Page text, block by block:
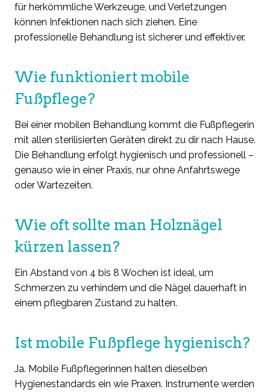
für herkömmliche Werkzeuge, und Verletzungen
können Infektionen nach sich ziehen. Eine
professionelle Behandlung ist sicherer und effektiver.
Wie funktioniert mobile
Fußpflege?
Bei einer mobilen Behandlung kommt die Fußpflegerin
mit allen sterilisierten Geräten direkt zu dir nach Hause.
Die Behandlung erfolgt hygienisch und professionell –
genauso wie in einer Praxis, nur ohne Anfahrtswege
oder Wartezeiten.
Wie oft sollte man Holznägel
kürzen lassen?
Ein Abstand von 4 bis 8 Wochen ist ideal, um
Schmerzen zu verhindern und die Nägel dauerhaft in
einem pflegbaren Zustand zu halten.
Ist mobile Fußpflege hygienisch?
Ja. Mobile Fußpflegerinnen halten dieselben
Hygienestandards ein wie Praxen. Instrumente werden